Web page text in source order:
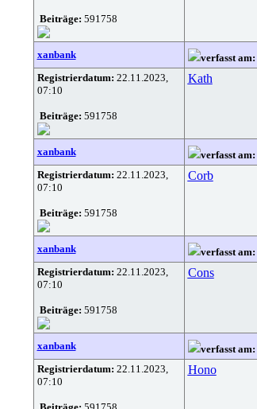
Beiträge: 591758
xanbank verfasst am:
Registrierdatum: 22.11.2023,
07:10
Beiträge: 591758
Kath
xanbank verfasst am:
Registrierdatum: 22.11.2023,
07:10
Beiträge: 591758
Corb
xanbank verfasst am:
Registrierdatum: 22.11.2023,
07:10
Beiträge: 591758
Cons
xanbank verfasst am:
Registrierdatum: 22.11.2023,
07:10
Hono